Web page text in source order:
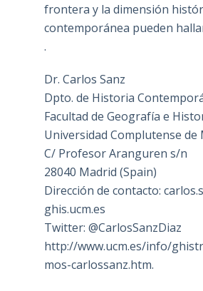
frontera y la dimensión
contemporánea pueden
.
Dr. Carlos Sanz
Dpto. de Historia
Facultad de Geografía e
Universidad Complutense de
C/ Profesor Aranguren s/n
28040 Madrid (Spain)
Dirección de contacto:
ghis.ucm.es
Twitter: @CarlosSanzDiaz
http://www.ucm.es/info/
mos-carlossanz.htm.